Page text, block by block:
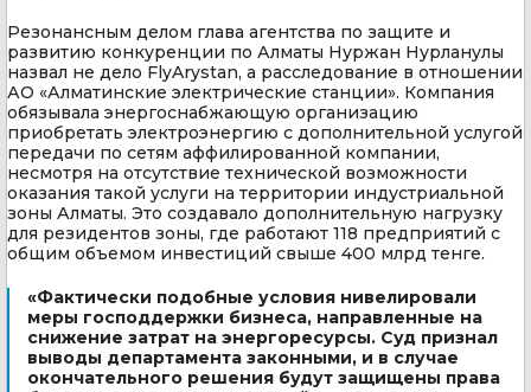
Резонансным делом глава агентства по защите и
развитию конкуренции по Алматы Нуржан Нурланулы
назвал не дело FlyArystan, а расследование в отношении
АО «Алматинские электрические станции». Компания
обязывала энергоснабжающую организацию
приобретать электроэнергию с дополнительной услугой
передачи по сетям аффилированной компании,
несмотря на отсутствие технической возможности
оказания такой услуги на территории индустриальной
зоны Алматы. Это создавало дополнительную нагрузку
для резидентов зоны, где работают 118 предприятий с
общим объемом инвестиций свыше 400 млрд тенге.
«Фактически подобные условия нивелировали
меры господдержки бизнеса, направленные на
снижение затрат на энергоресурсы. Суд признал
выводы департамента законными, и в случае
окончательного решения будут защищены права